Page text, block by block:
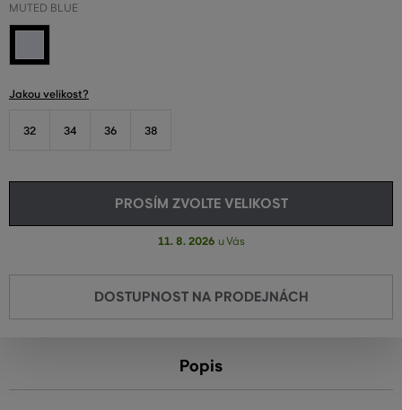
MUTED BLUE
Jakou velikost?
32 34 36 38
PROSÍM ZVOLTE VELIKOST
11. 8. 2026 u Vás
DOSTUPNOST NA PRODEJNÁCH
Popis